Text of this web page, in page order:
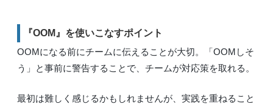
『OOM』を使いこなすポイント
OOMになる前にチームに伝えることが大切。「OOMしそ
う」と事前に警告することで、チームが対応策を取れる。
最初は難しく感じるかもしれませんが、実践を重ねること